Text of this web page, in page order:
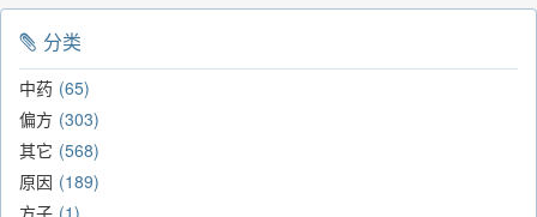
分类
中药 65
偏方 303
其它 568
原因 189
方子 1